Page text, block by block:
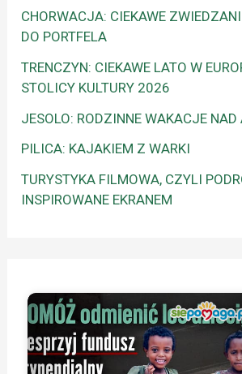
CHORWACJA: CIEKAWE
DO PORTFELA
TRENCZYN: CIEKAWE LATO W
STOLICY KULTURY 2026
JESOLO: RODZINNE WAKACJE NAD
PILICA: KAJAKIEM Z WARKI
TURYSTYKA FILMOWA, CZYLI
INSPIROWANE EKRANEM